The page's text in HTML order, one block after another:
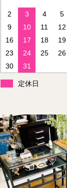
2
3 4 5
9
10 11 12
16
17 18 19
23
24 25 26
30
31
定休日